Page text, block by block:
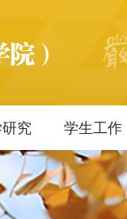
究 学生工作